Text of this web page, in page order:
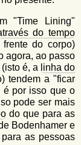
"Time Lining"
do tempo
do corpo)
agora, ao passo
é, a linha do
tendem a "ficar
é por isso que o
pode ser mais
do que para as
Bodenhamer e
as pessoas